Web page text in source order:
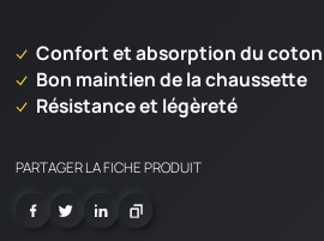
Confort et absorption du coton
Bon maintien de la chaussette
Résistance et légèreté
PARTAGER LA FICHE PRODUIT